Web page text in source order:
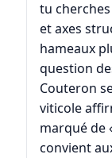
tu
et axes
hameaux
question
Couteron
viticole
marqué de
convient